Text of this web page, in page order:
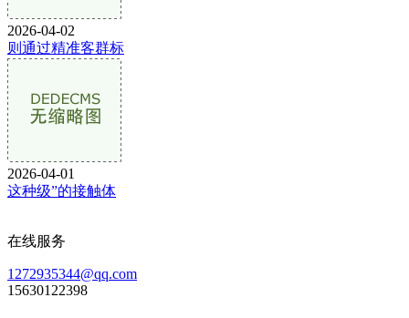
2026-04-02
则通过精准客群标
2026-04-01
这种级”的接触体
在线服务
1272935344@qq.com
15630122398